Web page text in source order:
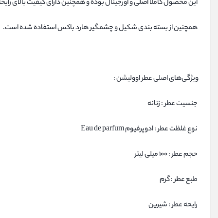
این محصول کاملا اصلی و اورجینال بوده و همچنین دارای کیفیت بالای
همچنین از بسته بندی شکیل و چشمگیر هارد باکس استفاده شده است.
ویژگی‌های اصلی عطر اوولیشن :
جنسیت عطر : زنانه
نوع غلظت عطر : ادوپرفیوم Eau de parfum
حجم عطر : 100 میلی لیتر
طبع عطر : گرم
رایحه عطر : شیرین